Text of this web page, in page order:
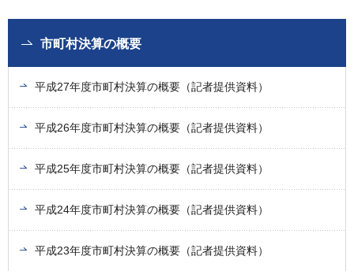
市町村決算の概要
平成27年度市町村決算の概要（記者提供資料）
平成26年度市町村決算の概要（記者提供資料）
平成25年度市町村決算の概要（記者提供資料）
平成24年度市町村決算の概要（記者提供資料）
平成23年度市町村決算の概要（記者提供資料）